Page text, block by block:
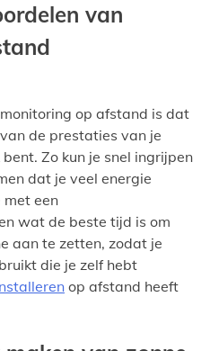
van
op afstand is dat
de prestaties van je
Zo kun je snel ingrijpen
dat je veel energie
met een
wat de beste tijd is om
aan te zetten, zodat je
die je zelf hebt
op afstand heeft